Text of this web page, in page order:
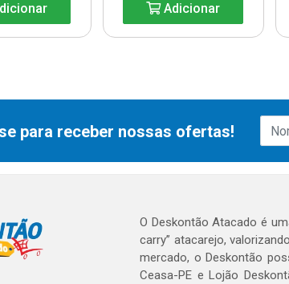
Adicionar
para receber nossas ofertas!
O Deskontão Atacado é
carry” atacarejo,
mercado, o Deskontão
Ceasa-PE e Lojão